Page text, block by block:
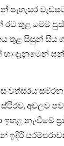
පැහැසර
රට තුළ මෙම
තුළ සිසුන්
දැනුමෙන්
සංවත්සරය
අචලව
ඉහළ නැංවීමේ
ඉදිරි